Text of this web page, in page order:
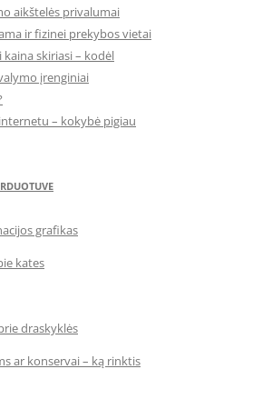
aikštelės privalumai
ir fizinei prekybos vietai
skiriasi – kodėl
įrenginiai
– kokybė pigiau
grafikas
kates
draskyklės
ar konservai – ką rinktis